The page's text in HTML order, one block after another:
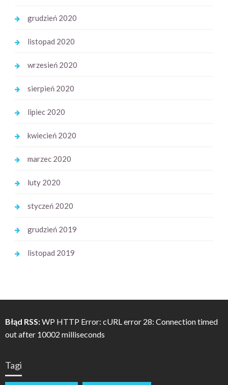
grudzień 2020
listopad 2020
wrzesień 2020
sierpień 2020
lipiec 2020
kwiecień 2020
marzec 2020
luty 2020
styczeń 2020
grudzień 2019
listopad 2019
Błąd RSS:WP HTTP Error: cURL error 28: Connection timed
out after 10002 milliseconds
Tagi